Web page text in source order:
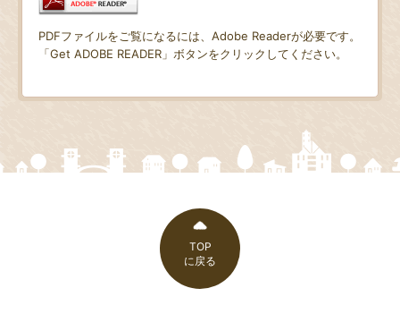
PDFファイルをご覧になるには、Adobe Readerが必要です。
「Get ADOBE READER」ボタンをクリックしてください。
TOP
に戻る